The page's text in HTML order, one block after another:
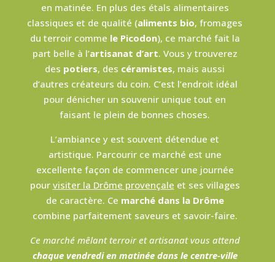
en matinée. En plus des étals alimentaires
classiques et de qualité (aliments bio, fromages
du terroir comme le Picodon), ce marché fait la
part belle à l’artisanat d’art. Vous y trouverez
des potiers, des céramistes, mais aussi
d’autres créateurs du coin. C’est l’endroit idéal
pour dénicher un souvenir unique tout en
faisant le plein de bonnes choses.
L’ambiance y est souvent détendue et
artistique. Parcourir ce marché est une
excellente façon de commencer une journée
pour visiter la Drôme provençale et ses villages
de caractère. Ce marché dans la Drôme
combine parfaitement saveurs et savoir-faire.
Ce marché mêlant terroir et artisanat vous attend
chaque vendredi en matinée dans le centre-ville